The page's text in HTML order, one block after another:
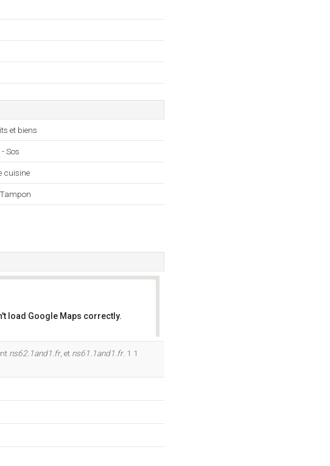
et biens
Sos
cuisine
load Google Maps correctly.
ns62.1and1.fr, et ns61.1and1.fr. 1 1